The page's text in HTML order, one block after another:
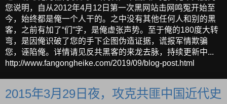
您说明，自从2012年4月12日第一次黑网站击网鸣冤开始至
今，始终都是俺一个人干的。之中没有其他任何人和别的黑
客，之前有加了“们”字，是俺虚张声势。至于俺的180度大转
弯，是因俺识破了您的手下企图伪造证据，谎报军情欺骗
您，诬陷俺。详情请见反共黑客的来龙去脉，持续更新中...
http://www.fangongheike.com/2019/09/blog-post.html
2015年3月29日夜，攻克共匪中国近代史